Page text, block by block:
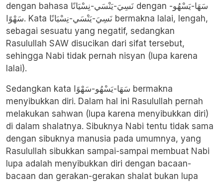
dengan bahasa نَسِيَ-يَنْسَي-نِسْيَانًا dengan سَهَا-يَسْهُو-
سَهْوًا. Kata نَسِيَ-يَنْسَي-نِسْيَانًا bermakna lalai, lengah,
sebagai sesuatu yang negatif, sedangkan
Rasulullah SAW disucikan dari sifat tersebut,
sehingga Nabi tidak pernah nisyan (lupa karena
lalai).
Sedangkan kata سَهَا-يَسْهُو-سَهْوًا bermakna
menyibukkan diri. Dalam hal ini Rasulullah pernah
melakukan sahwan (lupa karena menyibukkan diri)
di dalam shalatnya. Sibuknya Nabi tentu tidak sama
dengan sibuknya manusia pada umumnya, yang
Rasulullah sibukkan sampai-sampai membuat Nabi
lupa adalah menyibukkan diri dengan bacaan-
bacaan dan gerakan-gerakan shalat bukan lupa